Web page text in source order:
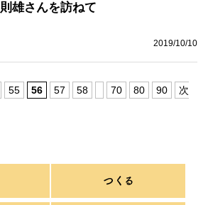
則雄さんを訪ねて
2019/10/10
55 56 57 58 70 80 90
次